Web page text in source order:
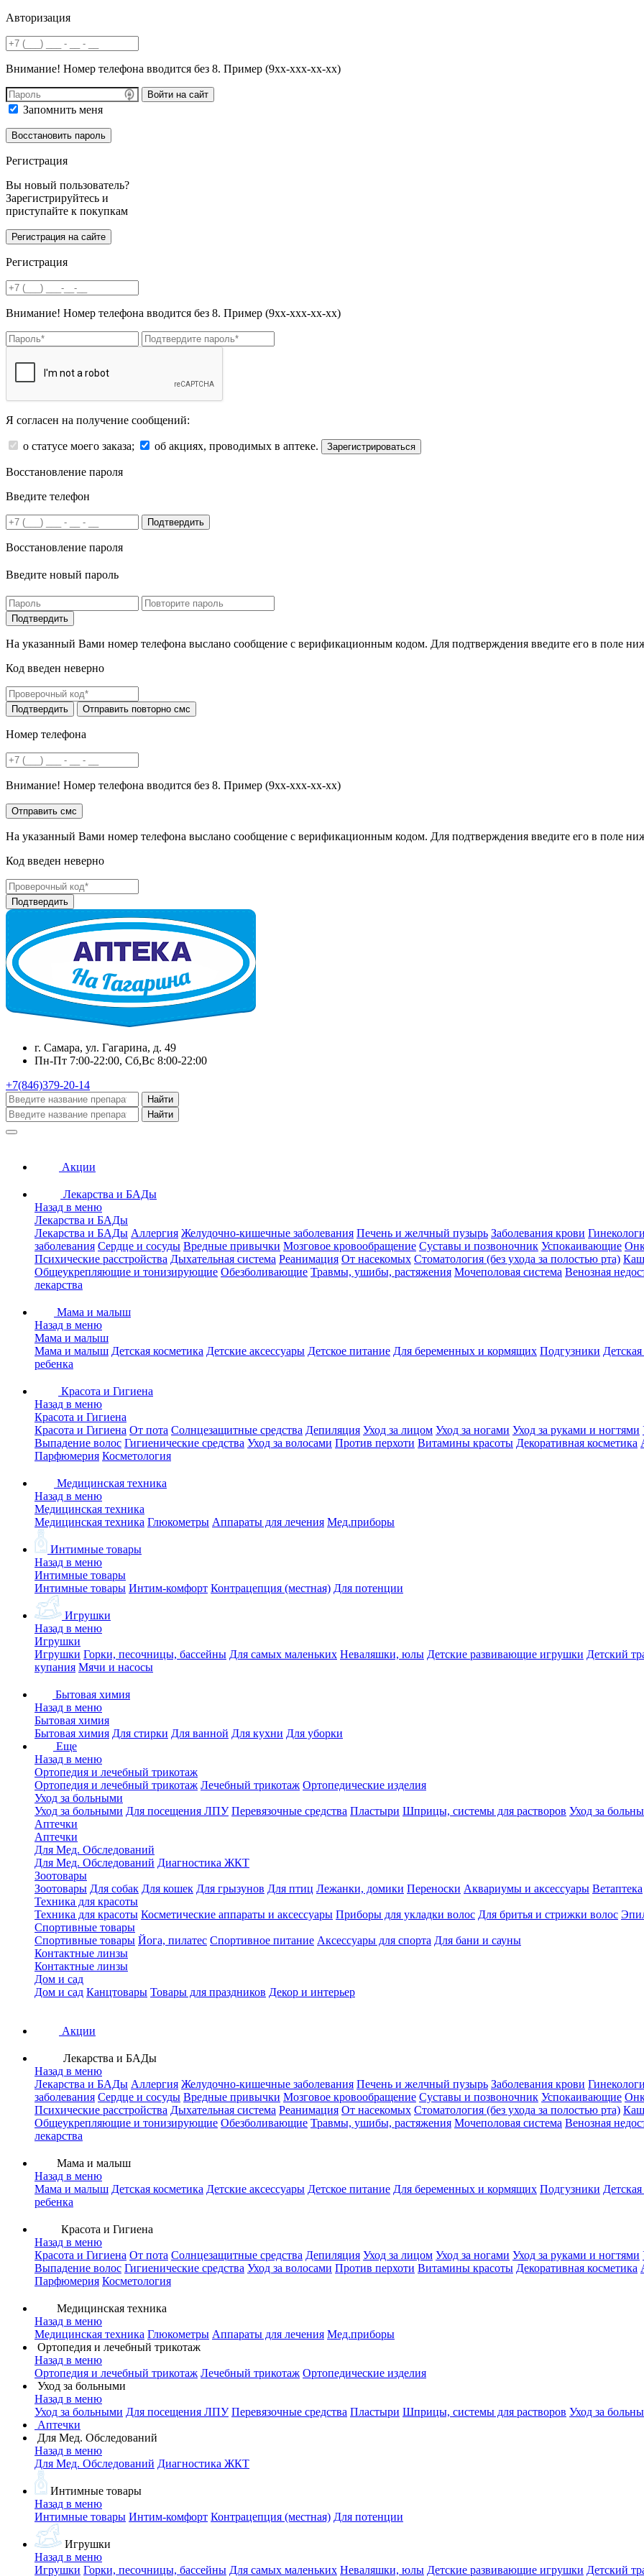
Авторизация
Внимание! Номер телефона вводится без 8. Пример (9хх-ххх-хх-хх)
Войти на сайт
Запомнить меня
Регистрация
Вы новый пользователь?
Зарегистрируйтесь и
приступайте к покупкам
Регистрация
Внимание! Номер телефона вводится без 8. Пример (9хх-ххх-хх-хх)
Я согласен на получение сообщений:
о статусе моего заказа; об акциях, проводимых в аптеке. Зарегистрироваться
Восстановление пароля
Введите телефон
Подтвердить
Восстановление пароля
Введите новый пароль
На указанный Вами номер телефона выслано сообщение с верификационным кодом. Для подтверждения введите его в поле
Код введен неверно
Номер телефона
Внимание! Номер телефона вводится без 8. Пример (9хх-ххх-хх-хх)
На указанный Вами номер телефона выслано сообщение с верификационным кодом. Для подтверждения введите его в поле
Код введен неверно
г. Самара, ул. Гагарина, д. 49
Пн-Пт 7:00-22:00, Сб,Вс 8:00-22:00
+7(846)379-20-14
Найти
Найти
Акции
Лекарства и БАДы
Назад в меню
Лекарства и БАДы
Лекарства и БАДы Аллергия Желудочно-кишечные заболевания Печень и желчный пузырь Заболевания крови
заболевания Сердце и сосуды Вредные привычки Мозговое кровообращение Суставы и позвоночник Успокаивающие
Психические расстройства Дыхательная система Реанимация От насекомых Стоматология (без ухода за полостью рта)
Общеукрепляющие и тонизирующие Обезболивающие Травмы, ушибы, растяжения Мочеполовая система Венозная
лекарства
Мама и малыш
Назад в меню
Мама и малыш
Мама и малыш Детская косметика Детские аксессуары Детское питание Для беременных и кормящих Подгузники
ребенка
Красота и Гигиена
Назад в меню
Красота и Гигиена
Красота и Гигиена От пота Солнцезащитные средства Депиляция Уход за лицом Уход за ногами Уход за руками и ногтями
Выпадение волос Гигиенические средства Уход за волосами Против перхоти Витамины красоты Декоративная косметика
Парфюмерия Косметология
Медицинская техника
Назад в меню
Медицинская техника
Медицинская техника Глюкометры Аппараты для лечения Мед.приборы
Интимные товары
Назад в меню
Интимные товары
Интимные товары Интим-комфорт Контрацепция (местная) Для потенции
Игрушки
Назад в меню
Игрушки
Игрушки Горки, песочницы, бассейны Для самых маленьких Неваляшки, юлы Детские развивающие игрушки Детский
купания Мячи и насосы
Бытовая химия
Назад в меню
Бытовая химия
Бытовая химия Для стирки Для ванной Для кухни Для уборки
Еще
Назад в меню
Ортопедия и лечебный трикотаж
Ортопедия и лечебный трикотаж Лечебный трикотаж Ортопедические изделия
Уход за больными
Уход за больными Для посещения ЛПУ Перевязочные средства Пластыри Шприцы, системы для растворов Уход за
Аптечки
Аптечки
Для Мед. Обследований
Для Мед. Обследований Диагностика ЖКТ
Зоотовары
Зоотовары Для собак Для кошек Для грызунов Для птиц Лежанки, домики Переноски Аквариумы и аксессуары Ветаптека
Техника для красоты
Техника для красоты Косметические аппараты и аксессуары Приборы для укладки волос Для бритья и стрижки волос
Спортивные товары
Спортивные товары Йога, пилатес Спортивное питание Аксессуары для спорта Для бани и сауны
Контактные линзы
Контактные линзы
Дом и сад
Дом и сад Канцтовары Товары для праздников Декор и интерьер
Акции
Лекарства и БАДы
Назад в меню
Лекарства и БАДы Аллергия Желудочно-кишечные заболевания Печень и желчный пузырь Заболевания крови
заболевания Сердце и сосуды Вредные привычки Мозговое кровообращение Суставы и позвоночник Успокаивающие
Психические расстройства Дыхательная система Реанимация От насекомых Стоматология (без ухода за полостью рта)
Общеукрепляющие и тонизирующие Обезболивающие Травмы, ушибы, растяжения Мочеполовая система Венозная
лекарства
Мама и малыш
Назад в меню
Мама и малыш Детская косметика Детские аксессуары Детское питание Для беременных и кормящих Подгузники
ребенка
Красота и Гигиена
Назад в меню
Красота и Гигиена От пота Солнцезащитные средства Депиляция Уход за лицом Уход за ногами Уход за руками и ногтями
Выпадение волос Гигиенические средства Уход за волосами Против перхоти Витамины красоты Декоративная косметика
Парфюмерия Косметология
Медицинская техника
Назад в меню
Медицинская техника Глюкометры Аппараты для лечения Мед.приборы
Ортопедия и лечебный трикотаж
Назад в меню
Ортопедия и лечебный трикотаж Лечебный трикотаж Ортопедические изделия
Уход за больными
Назад в меню
Уход за больными Для посещения ЛПУ Перевязочные средства Пластыри Шприцы, системы для растворов Уход за
Аптечки
Для Мед. Обследований
Назад в меню
Для Мед. Обследований Диагностика ЖКТ
Интимные товары
Назад в меню
Интимные товары Интим-комфорт Контрацепция (местная) Для потенции
Игрушки
Назад в меню
Игрушки Горки, песочницы, бассейны Для самых маленьких Неваляшки, юлы Детские развивающие игрушки Детский